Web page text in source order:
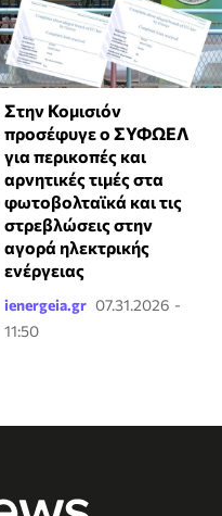
Στην Κομισιόν
προσέφυγε ο ΣΥΦΩΕΛ
για περικοπές και
αρνητικές τιμές στα
φωτοβολταϊκά και τις
στρεβλώσεις στην
αγορά ηλεκτρικής
ενέργειας
ienergeia.gr 07.31.2026 -
11:50